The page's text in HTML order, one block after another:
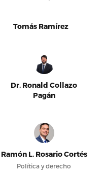
Tomás Ramírez
Dr. Ronald Collazo
Pagán
Ramón L. Rosario Cortés
Política y derecho